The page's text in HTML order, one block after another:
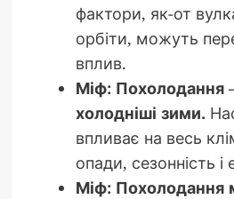
фактори, як-от
орбіти, можуть
вплив.
Міф: Похолодання
холодніші зими.
впливає на весь
опади, сезонність
Міф: Похолодання